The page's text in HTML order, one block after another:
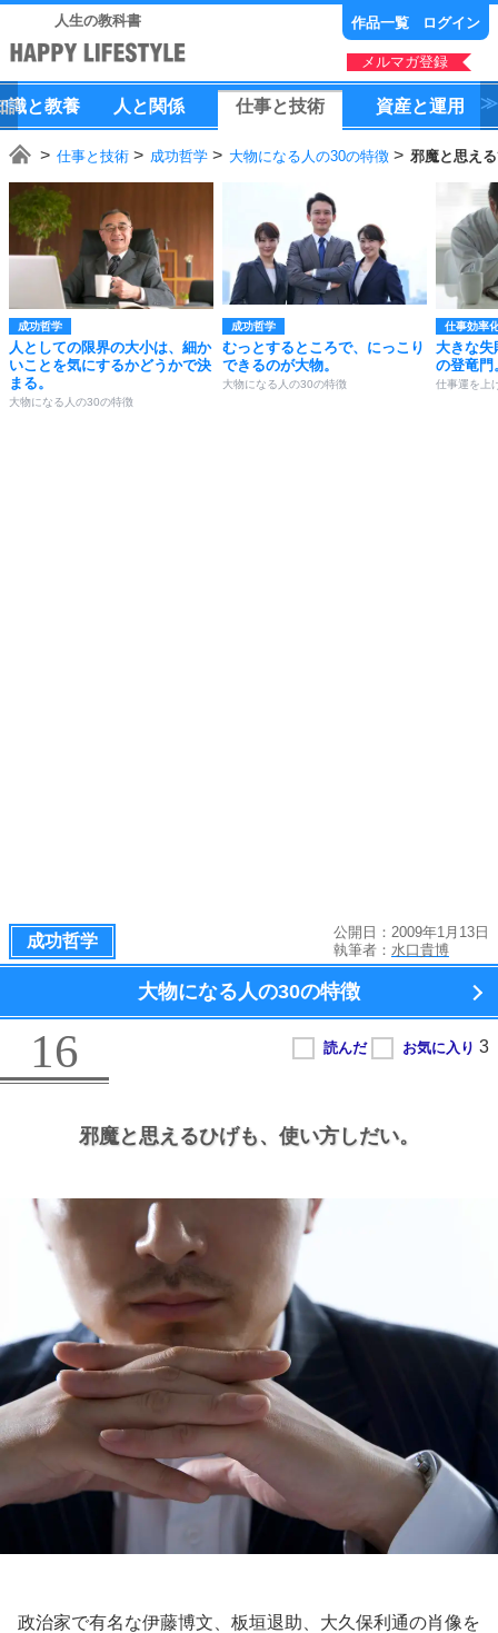
人生の教科書 作品一覧 ログイン
メルマガ登録
識と教養 人 と 関係 仕事と技術 資産と運用
仕事と技術 成功哲学 大物になる人の30の特徴 邪魔と思え
成功哲学
人としての限界の大小は、細か
いことを気にするかどうかで決
まる。
大物になる人の30の特徴
成功哲学
むっとするところで、にっこり
できるのが大物。
大物になる人の30の特徴
仕事効率
大きな失
の登竜門
仕事運を上
成功哲学
公開日：2009年1月13日
執筆者： 水口貴博
大物になる人の30の特徴
16
邪魔と思えるひげも、 使い方しだい。
政治家で有名な伊藤博文、板垣退助、大久保利通の肖像を